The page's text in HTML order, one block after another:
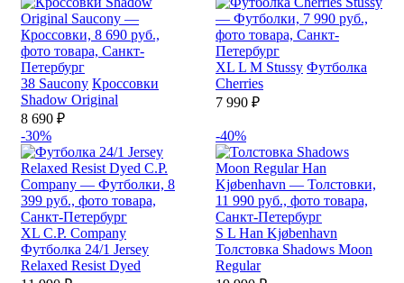
38 Saucony Кроссовки
Shadow Original
8 690 ₽
XL L M Stussy Футболка
Cherries
7 990 ₽
-30%
XL C.P. Company
Футболка 24/1 Jersey
Relaxed Resist Dyed
-40%
S L Han Kjøbenhavn
Толстовка Shadows Moon
Regular